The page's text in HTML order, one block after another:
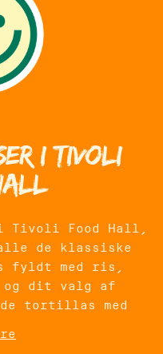
i Tivoli
i Tivoli Food Hall,
de klassiske
fyldt med ris,
og dit valg af
tortillas med
quesadillas,